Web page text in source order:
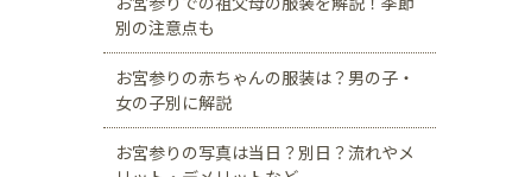
別の注意点も
お宮参りの赤ちゃんの服装は？男の子・
女の子別に解説
お宮参りの写真は当日？別日？流れやメ